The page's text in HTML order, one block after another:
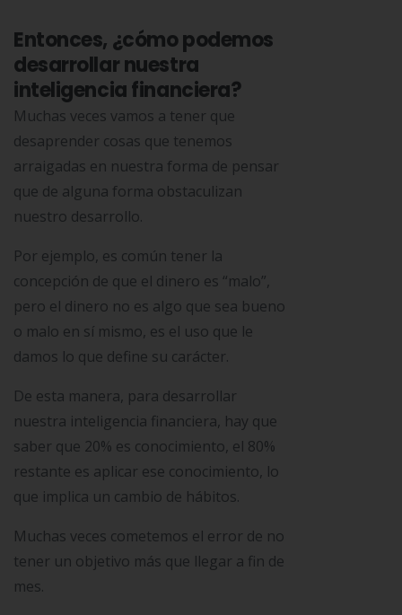
Entonces, ¿cómo podemos
desarrollar nuestra
inteligencia financiera?
Muchas veces vamos a tener que
desaprender cosas que tenemos
arraigadas en nuestra forma de pensar
que de alguna forma obstaculizan
nuestro desarrollo.
Por ejemplo, es común tener la
concepción de que el dinero es “malo”,
pero el dinero no es algo que sea bueno
o malo en sí mismo, es el uso que le
damos lo que define su carácter.
De esta manera, para desarrollar
nuestra inteligencia financiera, hay que
saber que 20% es conocimiento, el 80%
restante es aplicar ese conocimiento, lo
que implica un cambio de hábitos.
Muchas veces cometemos el error de no
tener un objetivo más que llegar a fin de
mes.